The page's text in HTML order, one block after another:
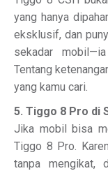
yang hanya
eksklusif, dan
sekadar
Tentang
yang kamu cari.
5. Tiggo 8 Pro di
Jika mobil bisa
Tiggo 8 Pro.
tanpa mengikat,